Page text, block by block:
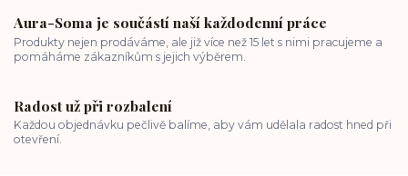
Aura-Soma je součástí naší každodenní práce
Produkty nejen prodáváme, ale již více než 15 let s nimi pracujeme a
pomáháme zákazníkům s jejich výběrem.
Radost už při rozbalení
Každou objednávku pečlivě balíme, aby vám udělala radost hned při
otevření.